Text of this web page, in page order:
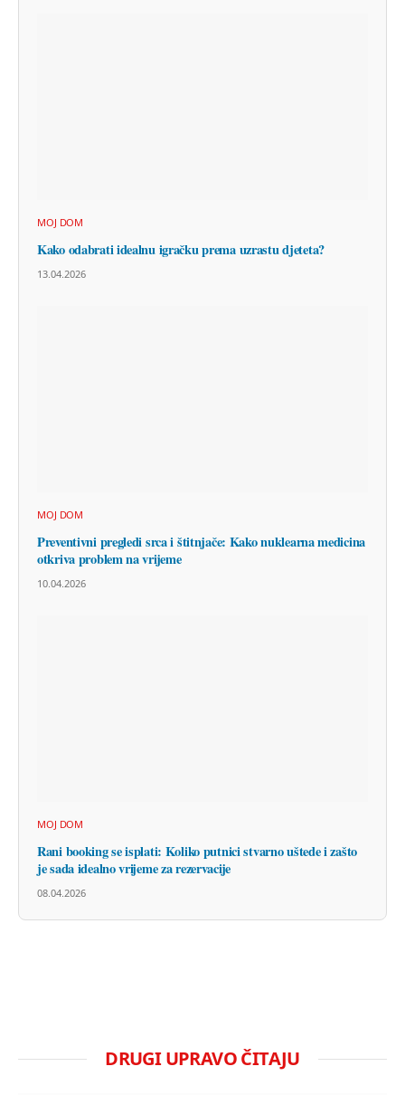
MOJ DOM
Kako odabrati idealnu igračku prema uzrastu djeteta?
13.04.2026
MOJ DOM
Preventivni pregledi srca i štitnjače: Kako nuklearna medicina
otkriva problem na vrijeme
10.04.2026
MOJ DOM
Rani booking se isplati: Koliko putnici stvarno uštede i zašto
je sada idealno vrijeme za rezervacije
08.04.2026
DRUGI UPRAVO ČITAJU